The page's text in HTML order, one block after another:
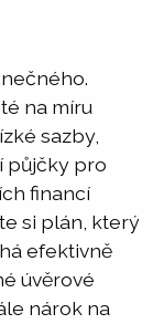
na míru
sazby,
půjčky pro
financí
si plán, který
efektivně
úvěrové
nárok na